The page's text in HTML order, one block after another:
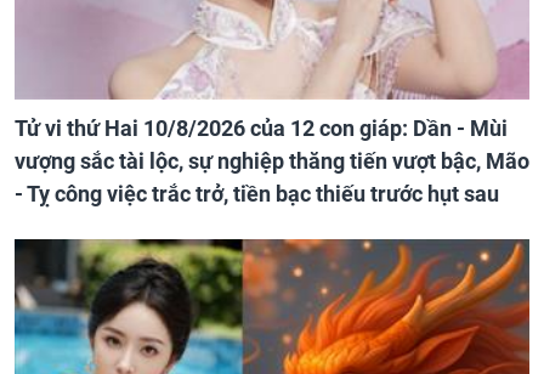
Tử vi thứ Hai 10/8/2026 của 12 con giáp: Dần - Mùi
vượng sắc tài lộc, sự nghiệp thăng tiến vượt bậc, Mão
- Tỵ công việc trắc trở, tiền bạc thiếu trước hụt sau